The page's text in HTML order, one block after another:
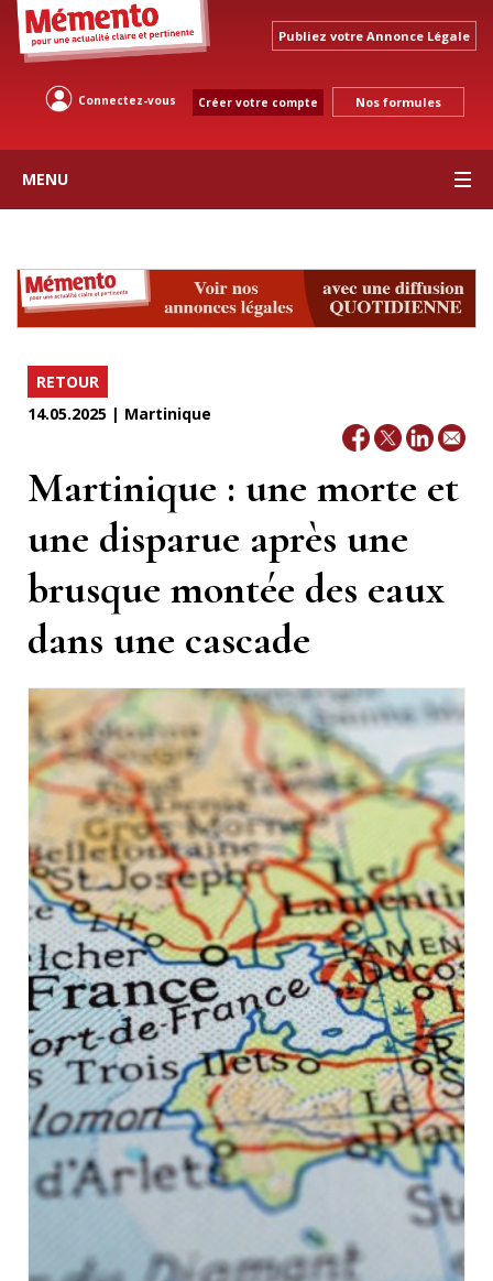
Publiez votre Annonce Légale
Connectez-vous Créer votre compte Nos formules
MENU
RETOUR
14.05.2025 | Martinique
Martinique : une morte et
une disparue après une
brusque montée des eaux
dans une cascade